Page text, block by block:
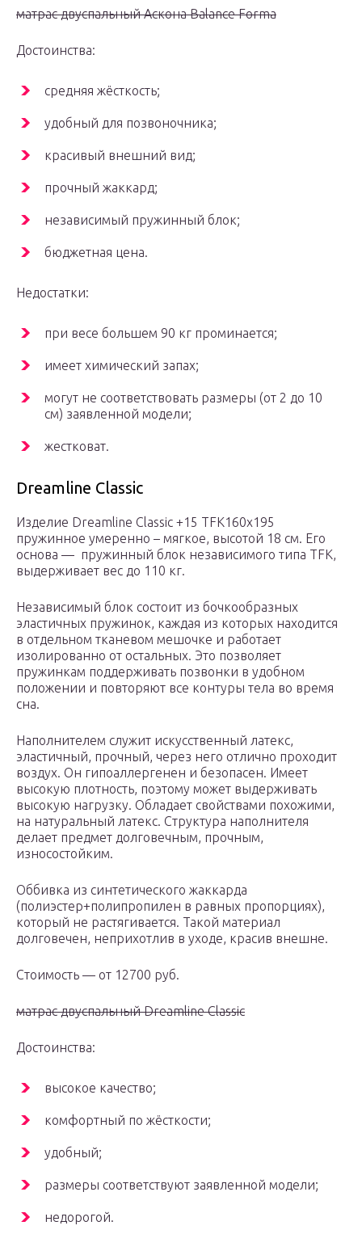
матрас двуспальный Аскона Balance Forma
Достоинства:
средняя жёсткость;
удобный для позвоночника;
красивый внешний вид;
прочный жаккард;
независимый пружинный блок;
бюджетная цена.
Недостатки:
при весе большем 90 кг проминается;
имеет химический запах;
могут не соответствовать размеры (от 2 до 10
см) заявленной модели;
жестковат.
Dreamline Classic
Изделие Dreamline Classic +15 TFK160x195
пружинное умеренно – мягкое, высотой 18 см. Его
основа — пружинный блок независимого типа TFK,
выдерживает вес до 110 кг.
Независимый блок состоит из бочкообразных
эластичных пружинок, каждая из которых находится
в отдельном тканевом мешочке и работает
изолированно от остальных. Это позволяет
пружинкам поддерживать позвонки в удобном
положении и повторяют все контуры тела во время
сна.
Наполнителем служит искусственный латекс,
эластичный, прочный, через него отлично проходит
воздух. Он гипоаллергенен и безопасен. Имеет
высокую плотность, поэтому может выдерживать
высокую нагрузку. Обладает свойствами похожими,
на натуральный латекс. Структура наполнителя
делает предмет долговечным, прочным,
износостойким.
Оббивка из синтетического жаккарда
(полиэстер+полипропилен в равных пропорциях),
который не растягивается. Такой материал
долговечен, неприхотлив в уходе, красив внешне.
Стоимость — от 12700 руб.
матрас двуспальный Dreamline Classic
Достоинства:
высокое качество;
комфортный по жёсткости;
удобный;
размеры соответствуют заявленной модели;
недорогой.